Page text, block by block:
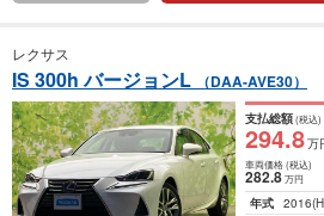
レクサス
IS 300h バージョンL （DAA-AVE30）
支払総額(税込)
294.8万
車両価格(税込)
282.8万円
年式 2016